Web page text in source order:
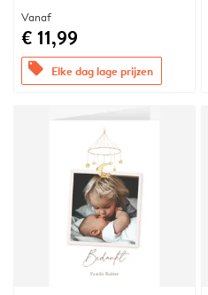
Vanaf
€ 11,99
offers Elke dag lage prijzen